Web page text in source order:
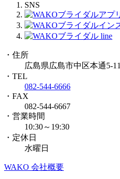
SNS
・住所
広島県広島市中区本通5-11
・TEL
082-544-6666
・FAX
082-544-6667
・営業時間
10:30～19:30
・定休日
水曜日
WAKO 会社概要